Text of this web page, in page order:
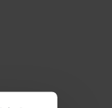
uit te planten. Geef